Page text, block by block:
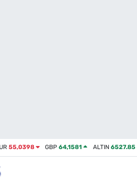
55,0398 GBP64,1581 ALTIN 6527.85